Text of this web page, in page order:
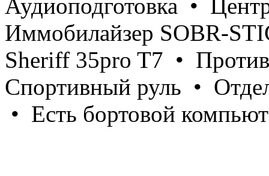
Аудиоподготовка •
Иммобилайзер SOBR-
Sheriff 35pro T7 •
Спортивный руль •
• Есть бортовой